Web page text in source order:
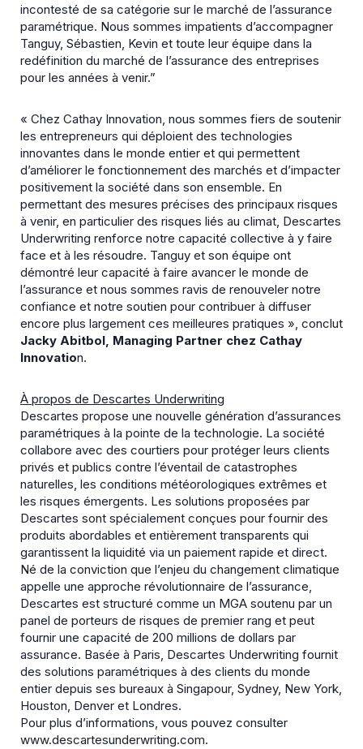
incontesté de sa catégorie sur le marché de l’assurance
paramétrique. Nous sommes impatients d’accompagner
Tanguy, Sébastien, Kevin et toute leur équipe dans la
redéfinition du marché de l’assurance des entreprises
pour les années à venir.”
« Chez Cathay Innovation, nous sommes fiers de soutenir
les entrepreneurs qui déploient des technologies
innovantes dans le monde entier et qui permettent
d’améliorer le fonctionnement des marchés et d’impacter
positivement la société dans son ensemble. En
permettant des mesures précises des principaux risques
à venir, en particulier des risques liés au climat, Descartes
Underwriting renforce notre capacité collective à y faire
face et à les résoudre. Tanguy et son équipe ont
démontré leur capacité à faire avancer le monde de
l’assurance et nous sommes ravis de renouveler notre
confiance et notre soutien pour contribuer à diffuser
encore plus largement ces meilleures pratiques », conclut
Jacky Abitbol, Managing Partner chez Cathay
Innovation.
À propos de Descartes Underwriting
Descartes propose une nouvelle génération d’assurances
paramétriques à la pointe de la technologie. La société
collabore avec des courtiers pour protéger leurs clients
privés et publics contre l’éventail de catastrophes
naturelles, les conditions météorologiques extrêmes et
les risques émergents. Les solutions proposées par
Descartes sont spécialement conçues pour fournir des
produits abordables et entièrement transparents qui
garantissent la liquidité via un paiement rapide et direct.
Né de la conviction que l’enjeu du changement climatique
appelle une approche révolutionnaire de l’assurance,
Descartes est structuré comme un MGA soutenu par un
panel de porteurs de risques de premier rang et peut
fournir une capacité de 200 millions de dollars par
assurance. Basée à Paris, Descartes Underwriting fournit
des solutions paramétriques à des clients du monde
entier depuis ses bureaux à Singapour, Sydney, New York,
Houston, Denver et Londres.
Pour plus d’informations, vous pouvez consulter
www.descartesunderwriting.com.